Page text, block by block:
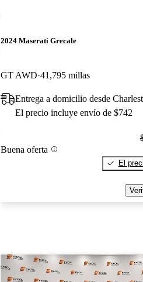
2024 Maserati Grecale
GT AWD 41,795 millas
Entrega a domicilio desde
El precio incluye envío de $742
Buena oferta
El